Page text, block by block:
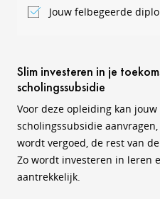
Jouw felbegeerde
Slim investeren in je
scholingssubsidie
Voor deze opleiding kan jouw
scholingssubsidie
wordt vergoed, de rest van
Zo wordt investeren in leren
aantrekkelijk.